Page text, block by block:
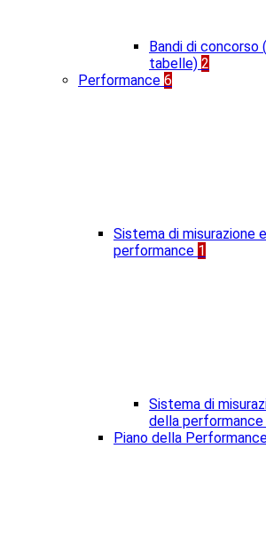
Bandi di concorso
tabelle) 2
Performance 6
Sistema di misurazione
performance 1
Sistema di
della performance
Piano della